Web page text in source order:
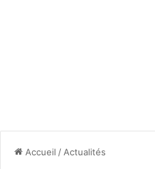
Accueil / Actualités